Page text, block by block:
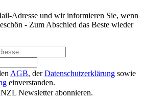
Adresse und wir informieren Sie, wenn
- Zum Abschied das Beste wieder
AGB, derDatenschutzerklärung sowie
einverstanden.
Newsletter abonnieren.